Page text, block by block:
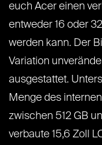
euch Acer einen
entweder 16 oder
werden kann. Der
Variation
ausgestattet.
Menge des
zwischen 512 GB
verbaute 15,6 Zoll